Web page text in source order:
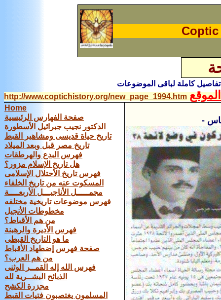
كاملة لباقى الموضوعات
http://www.coptichistory.org/new_page_1994.htm
Home
صفحة الفهارس الرئيسية
الدكتور نجيب جبرائيل الأسطورة
تاريخ حياة قديسى ومشاهير القبط
تاريخ مصر قبل وبعد الميلاد
فهرس البدع والهرطقات
هل تاريخ الإسلام مزور؟
فهرس تاريخ الأحتلال الإسلامى
المسكوت عنه من تاريخ الخلفاء
مجمـــــل الأناجيـــل الأربعــــة
فهرس موضوعات تاريخية مختلفه
مخطوطات الأنجيل
من هم الأقباط؟
فهرس الأديرة والرهبنة
ما هو التاريخ القبطى
صفحة فهرس إضطهاد الأقباط
من هم العرب؟
فهرس الله إله القمــر الوثنى
الذبائح البشــرية لله
مجزرة الكشح
المسلمون يغتصبون فتيات القبط